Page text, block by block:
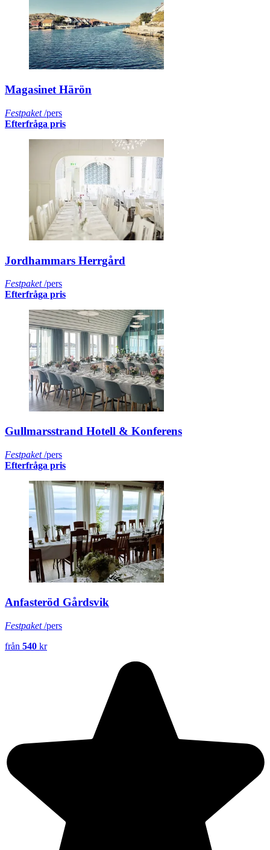
Magasinet Härön
Festpaket/pers
Efterfråga pris
Jordhammars Herrgård
Festpaket/pers
Efterfråga pris
Gullmarsstrand Hotell & Konferens
Festpaket/pers
Efterfråga pris
Anfasteröd Gårdsvik
Festpaket/pers
från 540 kr